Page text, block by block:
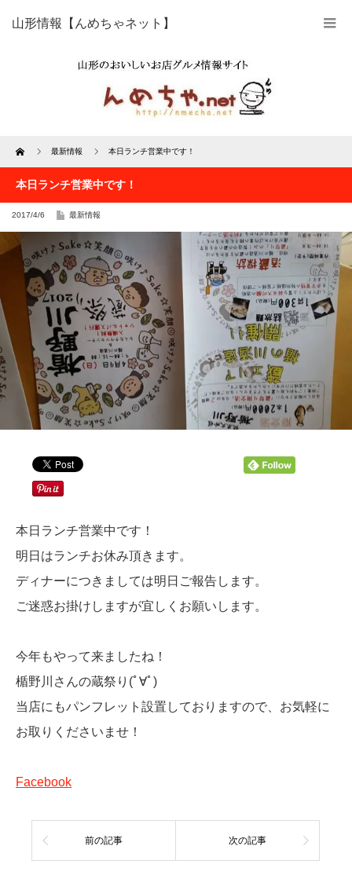
山形情報【んめちゃネット】
Home 最新情報 本日ランチ営業中です！
本日ランチ営業中です！
2017/4/6 最新情報
本日ランチ営業中です！
明日はランチお休み頂きます。
ディナーにつきましては明日ご報告します。
ご迷惑お掛けしますが宜しくお願いします。
今年もやって来ましたね！
楯野川さんの蔵祭り(ﾟ∀ﾟ)
当店にもパンフレット設置しておりますので、お気軽に
お取りくださいませ！
Facebook
前の記事 次の記事